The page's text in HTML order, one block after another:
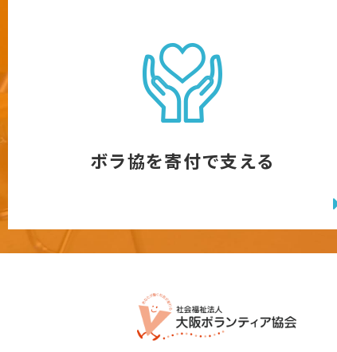
ボラ協を寄付で支える